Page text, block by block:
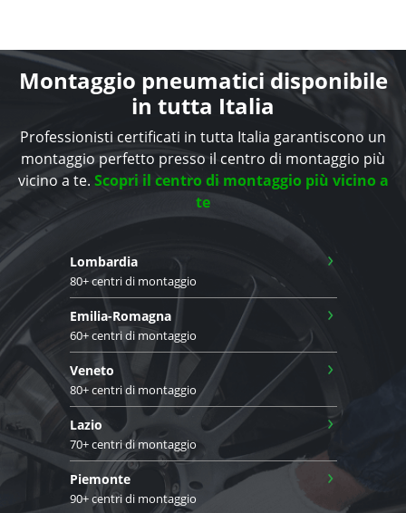
Montaggio pneumatici disponibile
in tutta Italia
Professionisti certificati in tutta Italia garantiscono un
montaggio perfetto presso il centro di montaggio più
vicino a te. Scopri il centro di montaggio più vicino a
te
Lombardia
80+ centri di montaggio
›
Emilia-Romagna
60+ centri di montaggio
›
Veneto
80+ centri di montaggio
›
Lazio
70+ centri di montaggio
›
Piemonte
90+ centri di montaggio
›